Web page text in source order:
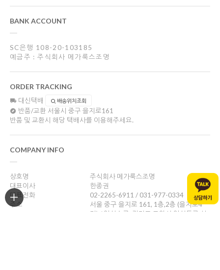
BANK ACCOUNT
SC은행 108-20-103185
예금주 : 주식회사 메가룩스조명
ORDER TRACKING
대신택배 배송위치조회
반품/교환 서울시 중구 을지로161
반품 및 교환시 해당 택배사를 이용해주세요.
COMPANY INFO
상호명
주식회사 메가룩스조명
대표이사
한종권
대표전화
02-2265-6911 / 031-977-0334
주소
서울 중구 을지로 161, 1층,2층 (을지로4
가) / 일산쇼룸: 경기도 고양시 일산동구 성